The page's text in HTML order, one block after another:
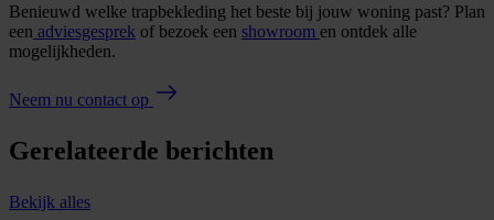
Benieuwd welke trapbekleding het beste bij jouw woning past? Plan
een adviesgesprek of bezoek een showroom en ontdek alle
mogelijkheden.
Neem nu contact op
Gerelateerde berichten
Bekijk alles